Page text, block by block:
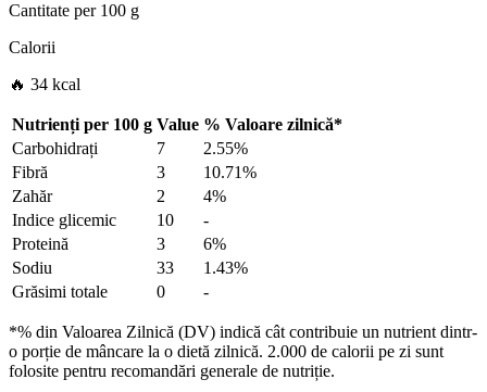
Cantitate per100 g
Calorii
🔥 34 kcal
Nutrienți per 100 g Value % Valoare zilnică*
Carbohidrați
7
2.55%
Fibră
3
10.71%
Zahăr
2
4%
Indice glicemic
10
-
Proteină
3
6%
Sodiu
33
1.43%
Grăsimi totale
0 -
*% din Valoarea Zilnică (DV) indică cât contribuie un nutrient dintr-
o porție de mâncare la o dietă zilnică. 2.000 de calorii pe zi sunt
folosite pentru recomandări generale de nutriție.